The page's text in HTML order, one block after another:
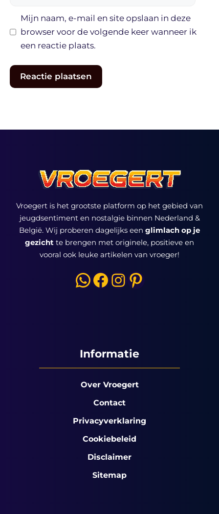
Mijn naam, e-mail en site opslaan in deze
browser voor de volgende keer wanneer ik
een reactie plaats.
Vroegert is het grootste platform op het gebied van
jeugdsentiment en nostalgie binnen Nederland &
België. Wij proberen dagelijks een glimlach op je
gezicht te brengen met originele, positieve en
vooral ook leuke artikelen van vroeger!
WhatsApp
Facebook
Instagram
Pinterest
Informatie
Over Vroegert
Contact
Privacyverklaring
Cookiebeleid
Disclaimer
Sitemap